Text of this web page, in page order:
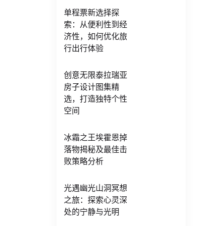
单程票新选择探
索：从便利性到经
济性，如何优化旅
行出行体验
创意无限泰拉瑞亚
房子设计图集精
选，打造独特个性
空间
冰霜之王埃霍恩掉
落物揭秘及最佳击
败策略分析
光遇幽光山洞冥想
之旅：探索心灵深
处的宁静与光明